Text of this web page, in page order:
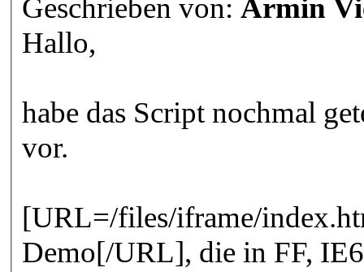
Geschrieben von: Armin
Hallo,
habe das Script nochmal
vor.
[URL=/files/iframe/
Demo[/URL], die in FF,